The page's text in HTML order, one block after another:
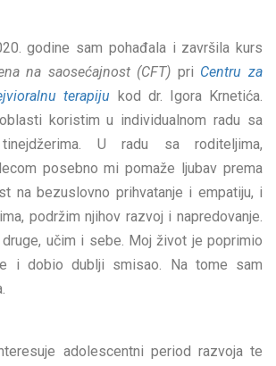
godine sam pohađala i završila kurs
na saosećajnost (CFT) pri Centru za
terapiju kod dr. Igora Krnetića.
koristim u individualnom radu sa
U radu sa roditeljima,
posebno mi pomaže ljubav prema
na bezuslovno prihvatanje i empatiju, i
podržim njihov razvoj i napredovanje.
učim i sebe. Moj život je poprimio
i dobio dublji smisao. Na tome sam
adolescentni period razvoja te